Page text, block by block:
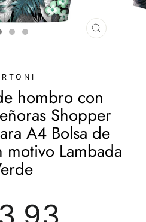
CERRAR
hombro con
Shopper
A4 Bolsa de
Lambada